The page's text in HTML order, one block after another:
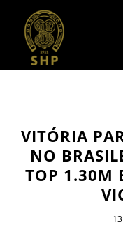
VITÓRIA
NO
TOP 1.30M